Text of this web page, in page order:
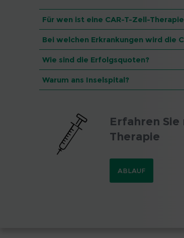
Für wen ist eine CAR-T-Zell-
Bei welchen Erkrankungen wird die
Wie sind die Erfolgsquoten?
Warum ans Inselspital?
Erfahren
Therapie
ABLAUF